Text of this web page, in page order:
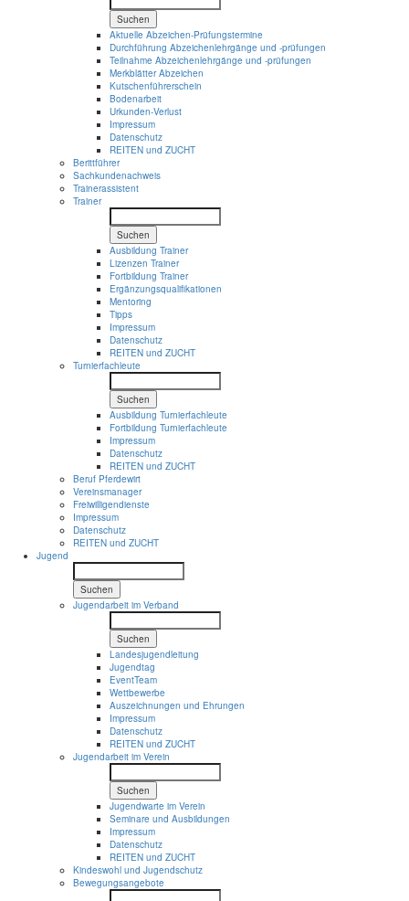
Suchen
Aktuelle Abzeichen-Prüfungstermine
Durchführung Abzeichenlehrgänge und -prüfungen
Teilnahme Abzeichenlehrgänge und -prüfungen
Merkblätter Abzeichen
Kutschenführerschein
Bodenarbeit
Urkunden-Verlust
Impressum
Datenschutz
REITEN und ZUCHT
Berittführer
Sachkundenachweis
Trainerassistent
Trainer
Suchen
Ausbildung Trainer
Lizenzen Trainer
Fortbildung Trainer
Ergänzungsqualifikationen
Mentoring
Tipps
Impressum
Datenschutz
REITEN und ZUCHT
Turnierfachleute
Suchen
Ausbildung Turnierfachleute
Fortbildung Turnierfachleute
Impressum
Datenschutz
REITEN und ZUCHT
Beruf Pferdewirt
Vereinsmanager
Freiwilligendienste
Impressum
Datenschutz
REITEN und ZUCHT
Jugend
Suchen
Jugendarbeit im Verband
Suchen
Landesjugendleitung
Jugendtag
EventTeam
Wettbewerbe
Auszeichnungen und Ehrungen
Impressum
Datenschutz
REITEN und ZUCHT
Jugendarbeit im Verein
Suchen
Jugendwarte im Verein
Seminare und Ausbildungen
Impressum
Datenschutz
REITEN und ZUCHT
Kindeswohl und Jugendschutz
Bewegungsangebote